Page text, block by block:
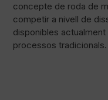
concepte de roda de
competir a nivell de
disponibles
processos tradicionals.